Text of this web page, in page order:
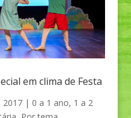
em clima de Festa
2017| 0 a 1 ano, 1 a 2